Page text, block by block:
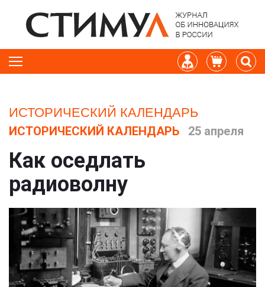
ИСТОРИЧЕСКИЙ КАЛЕНДАРЬ
ИСТОРИЧЕСКИЙ КАЛЕНДАРЬ 25 апреля
Как оседлать
радиоволну